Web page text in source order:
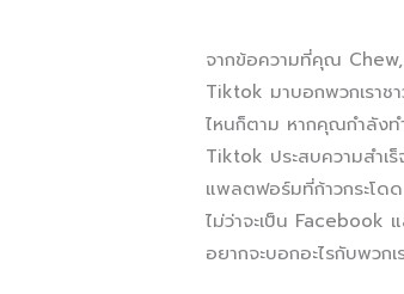
จากข้อความที่คุณ​
Tiktok มาบอกพวกเรา
ไหนก็ตาม หากคุณกำลังท
Tiktok ประสบความสำเ
แพลตฟอร์มที่ก้าวกระโด
ไม่ว่าจะเป็น Facebook
อยากจะบอกอะไรกับพวกเ